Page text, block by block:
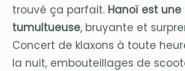
trouvé ça parfait. Hanoï est
tumultueuse, bruyante et
Concert de klaxons à toute
la nuit, embouteillages de